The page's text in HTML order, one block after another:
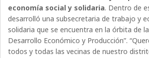
economía social y solidaria. Dentro de
desarrolló una subsecretaria de trabajo y
solidaria que se encuentra en la órbita de
Desarrollo Económico y Producción”.
todos y todas las vecinas de nuestro